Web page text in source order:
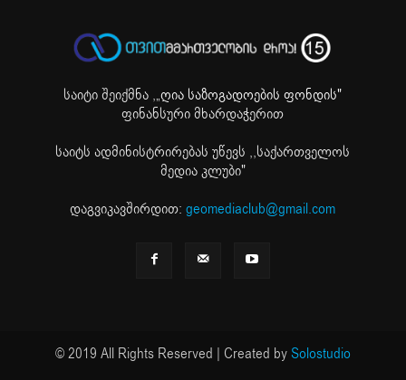
საიტი შეიქმნა ,„ღია საზოგადოების ფონდის"
ფინანსური მხარდაჭერით
საიტს ადმინისტრირებას უწევს ,,საქართველოს
მედია კლუბი"
დაგვიკავშირდით:geomediaclub@gmail.com
© 2019 All Rights Reserved | Created bySolostudio